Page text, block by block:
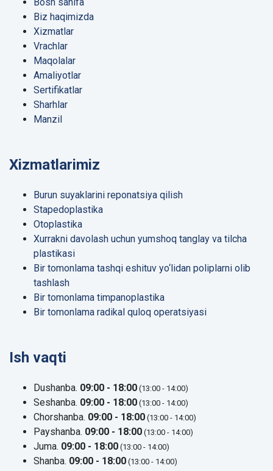
Biz haqimizda
Xizmatlar
Vrachlar
Maqolalar
Amaliyotlar
Sertifikatlar
Sharhlar
Manzil
Xizmatlarimiz
Burun suyaklarini reponatsiya qilish
Stapedoplastika
Otoplastika
Xurrakni davolash uchun yumshoq tanglay va tilcha
plastikasi
Bir tomonlama tashqi eshituv yo‘lidan poliplarni olib
tashlash
Bir tomonlama timpanoplastika
Bir tomonlama radikal quloq operatsiyasi
Ish vaqti
Dushanba. 09:00 - 18:00 (13:00 - 14:00)
Seshanba. 09:00 - 18:00 (13:00 - 14:00)
Chorshanba. 09:00 - 18:00 (13:00 - 14:00)
Payshanba. 09:00 - 18:00 (13:00 - 14:00)
Juma. 09:00 - 18:00 (13:00 - 14:00)
Shanba. 09:00 - 18:00 (13:00 - 14:00)